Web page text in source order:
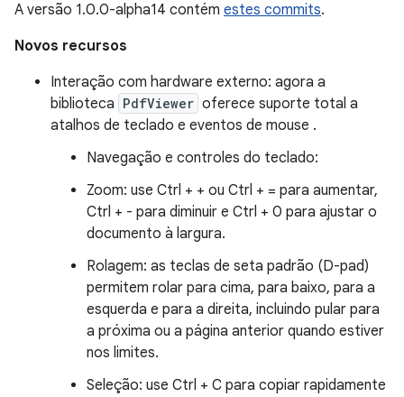
A versão 1.0.0-alpha14 contém estes commits.
Novos recursos
Interação com hardware externo: agora a
biblioteca PdfViewer oferece suporte total a
atalhos de teclado e eventos de mouse .
Navegação e controles do teclado:
Zoom: use Ctrl + + ou Ctrl + = para aumentar,
Ctrl + - para diminuir e Ctrl + 0 para ajustar o
documento à largura.
Rolagem: as teclas de seta padrão (D-pad)
permitem rolar para cima, para baixo, para a
esquerda e para a direita, incluindo pular para
a próxima ou a página anterior quando estiver
nos limites.
Seleção: use Ctrl + C para copiar rapidamente